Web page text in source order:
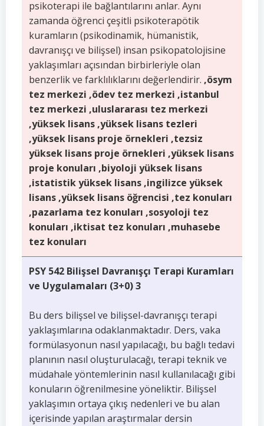
psikoterapi ile bağlantılarını anlar. Aynı
zamanda öğrenci çeşitli psikoterapötik
kuramların (psikodinamik, hümanistik,
davranışçı ve bilişsel) insan psikopatolojisine
yaklaşımları açısından birbirleriyle olan
benzerlik ve farklılıklarını değerlendirir. ,ösym
tez merkezi ,ödev tez merkezi ,istanbul
tez merkezi ,uluslararası tez merkezi
,yüksek lisans ,yüksek lisans tezleri
,yüksek lisans proje örnekleri ,tezsiz
yüksek lisans proje örnekleri ,yüksek lisans
proje konuları ,biyoloji yüksek lisans
,istatistik yüksek lisans ,ingilizce yüksek
lisans ,yüksek lisans öğrencisi ,tez konuları
,pazarlama tez konuları ,sosyoloji tez
konuları ,iktisat tez konuları ,muhasebe
tez konuları
PSY 542 Bilişsel Davranışçı Terapi Kuramları
ve Uygulamaları (3+0) 3
Bu ders bilişsel ve bilişsel-davranışçı terapi
yaklaşımlarına odaklanmaktadır. Ders, vaka
formülasyonun nasıl yapılacağı, bu bağlı tedavi
planının nasıl oluşturulacağı, terapi teknik ve
müdahale yöntemlerinin nasıl kullanılacağı gibi
konuların öğrenilmesine yöneliktir. Bilişsel
yaklaşımın ortaya çıkış nedenleri ve bu alan
içerisinde yapılan araştırmalar dersin